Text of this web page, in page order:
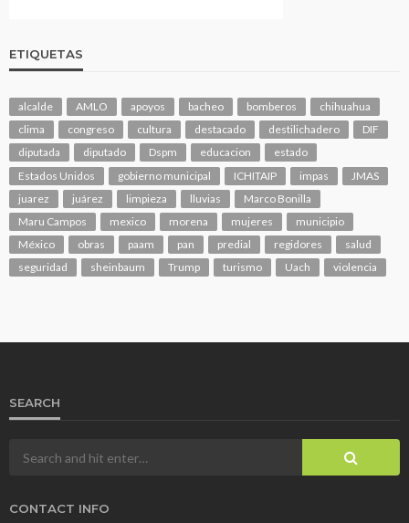
ETIQUETAS
alcalde AMLO apoyos bacheo bomberos
chihuahua
clima
congreso cultura destacado destilichadero
DIF
diputada
diputado Dspm educacion
estado
Estados Unidos
gobierno municipal ICHITAIP impas
JMAS
juarez
juárez limpieza lluvias
Marco Bonilla
Maru Campos
mexico morena mujeres
municipio
México
obras paam pan predial regidores
salud
seguridad
sheinbaum Trump turismo Uach violencia
SEARCH
CONTACT INFO